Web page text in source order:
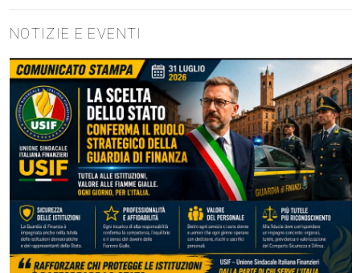
NOTIZIE E EVENTI